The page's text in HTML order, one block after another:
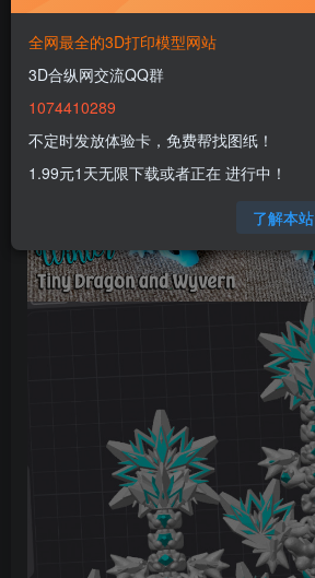
全网最全的3D打印模型网站
3D合纵网交流QQ群
1074410289
不定时发放体验卡，免费帮找图纸！
1.99元1天无限下载或者正在 进行中！
了解本站